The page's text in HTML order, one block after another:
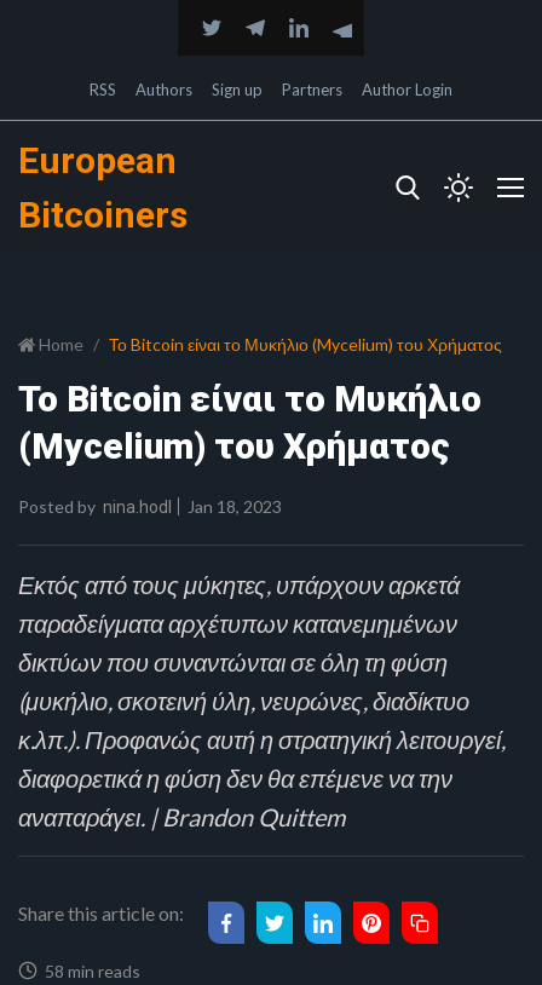
RSS Authors Sign up Partners Author Login
European
Bitcoiners
Home Το Bitcoin είναι το Μυκήλιο (Mycelium) του Χρήματος
Το Bitcoin είναι το Μυκήλιο
(Mycelium) του Χρήματος
Posted by nina.hodl Jan 18, 2023
Εκτός από τους μύκητες, υπάρχουν αρκετά
παραδείγματα αρχέτυπων κατανεμημένων
δικτύων που συναντώνται σε όλη τη φύση
(μυκήλιο, σκοτεινή ύλη, νευρώνες, διαδίκτυο
κ.λπ.). Προφανώς αυτή η στρατηγική λειτουργεί,
διαφορετικά η φύση δεν θα επέμενε να την
αναπαράγει. | Brandon Quittem
Share this article on:
58 min reads